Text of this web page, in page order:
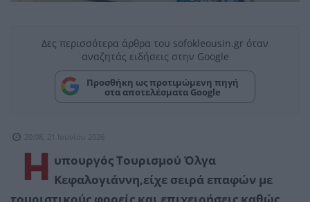
Δες περισσότερα άρθρα του sofokleousin.gr όταν
αναζητάς ειδήσεις στην Google
Προσθήκη ως προτιμώμενη πηγή
στα αποτελέσματα Google
20:08, 21 Ιουνίου 2026
H
υπουργός Τουρισμού Όλγα
Κεφαλογιάννη,είχε σειρά επαφών με